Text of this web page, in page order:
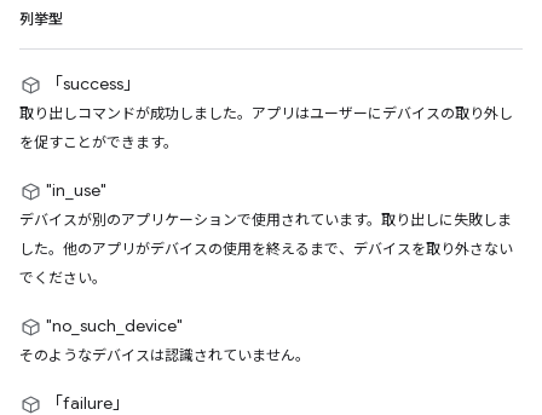
列挙型
「success」
取り出しコマンドが成功しました。アプリはユーザーにデバイスの取り外し
を促すことができます。
"in_use"
デバイスが別のアプリケーションで使用されています。取り出しに失敗しま
した。他のアプリがデバイスの使用を終えるまで、デバイスを取り外さない
でください。
"no_such_device"
そのようなデバイスは認識されていません。
「failure」